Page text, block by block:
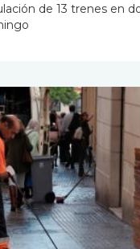
de 13 trenes en